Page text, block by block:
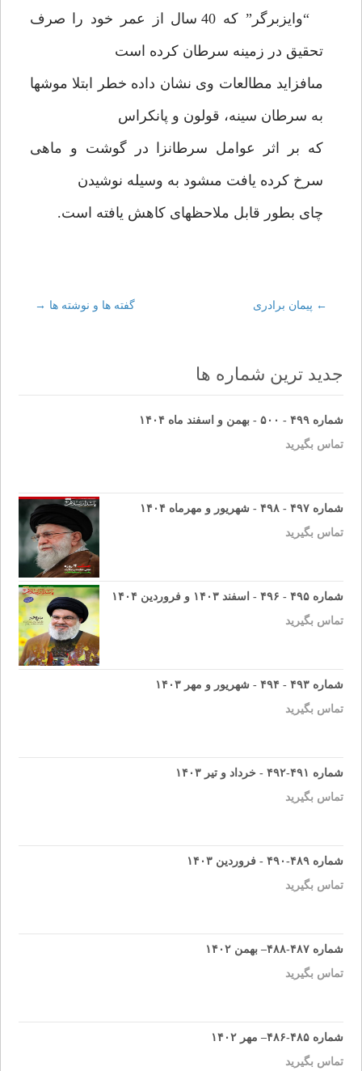
“وايزبرگر” كه 40 سال از عمر خود را صرف
تحقيق در زمينه سرطان كرده است
مى‏افزايد مطالعات وى نشان داده خطر ابتلا موشها
به سرطان سينه، قولون و پانكراس
كه بر اثر عوامل سرطان‏زا در گوشت و ماهى
سرخ كرده يافت مى‏شود به وسيله نوشيدن
چاى بطور قابل ملاحظه‏اى كاهش يافته است.
Post
navigation
← پيمان برادرى گفته ها و نوشته ها →
جدید ترین شماره ها
شماره ۴۹۹ - ۵۰۰ - بهمن و اسفند ماه ۱۴۰۴
تماس بگیرید
شماره ۴۹۷ - ۴۹۸ - شهریور و مهرماه ۱۴۰۴
تماس بگیرید
شماره ۴۹۵ - ۴۹۶ - اسفند ۱۴۰۳ و فروردین ۱۴۰۴
تماس بگیرید
شماره ۴۹۳ - ۴۹۴ - شهریور و مهر ۱۴۰۳
تماس بگیرید
شماره ۴۹۱-۴۹۲ - خرداد و تیر ۱۴۰۳
تماس بگیرید
شماره ۴۸۹-۴۹۰ - فروردین ۱۴۰۳
تماس بگیرید
شماره ۴۸۷-۴۸۸– بهمن ۱۴۰۲
تماس بگیرید
شماره ۴۸۵-۴۸۶– مهر ۱۴۰۲
تماس بگیرید